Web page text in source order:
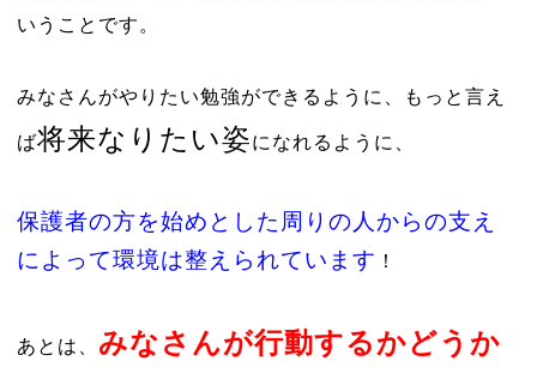
いうことです。
みなさんがやりたい勉強ができるように、もっと言え
ば将来なりたい姿になれるように、
保護者の方を始めとした周りの人からの支え
によって環境は整えられています ！
あとは、 みなさんが行動するかどうか